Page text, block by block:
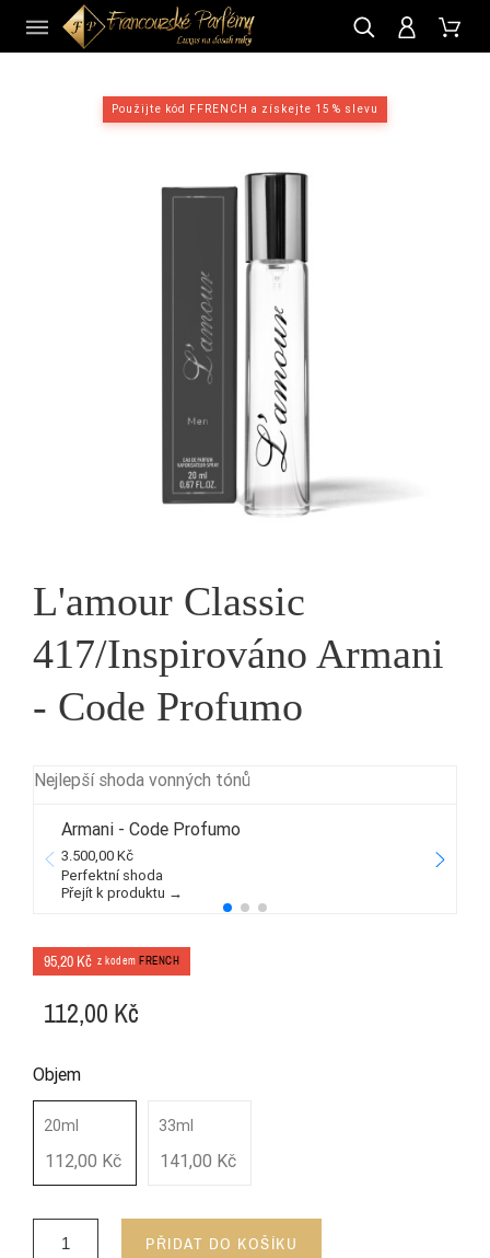
Použijte kód FFRENCH a získejte 15 % slevu
L'amour Classic
417/Inspirováno Armani
- Code Profumo
Nejlepší shoda vonných tónů
Armani - Code Profumo
3.500,00 Kč
Perfektní shoda
Přejít k produktu →
95,20 Kč z kodem FRENCH
112,00 Kč
Objem
20ml
112,00 Kč
33ml
141,00 Kč
PŘIDAT DO KOŠÍKU
CZ